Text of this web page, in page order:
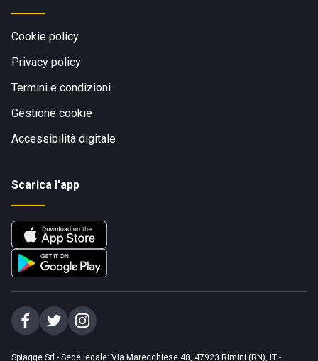
Cookie policy
Privacy policy
Termini e condizioni
Gestione cookie
Accessibilità digitale
Scarica l'app
Spiagge Srl - Sede legale: Via Marecchiese 48, 47923 Rimini (RN), IT -